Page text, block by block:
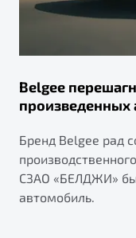
Belgee
произведенных
Бренд Belgee рад
СЗАО «БЕЛДЖИ»
автомобиль.